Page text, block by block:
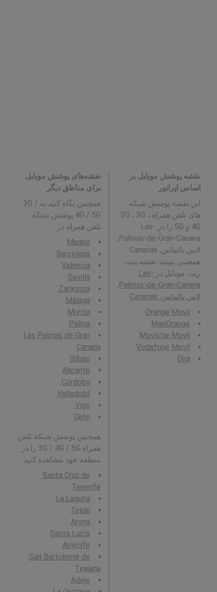
نقشه پوشش موبایل بر
اساس اپراتور
این نقشه پوشش شبکه
های تلفن همراه 2G ، 3G ،
4G و 5G را در Las-
Palmas-de-Gran-Canaria,
لاس پالماس, Canarias .
همچنین ببینید: نقشه بیت
ریت موبایل در Las-
Palmas-de-Gran-Canaria,
لاس پالماس, Canarias
.
Orange Movil
MasOrange
Movistar Movil
Vodafone Movil
Digi
نقشه‌های پوشش موبایل
برای مناطق دیگر
همچنین نگاه کنید به 3G /
4G / 5G پوشش شبکه
تلفن همراه در :
Madrid
Barcelona
Valencia
Sevilla
Zaragoza
Málaga
Murcia
Palma
Las Palmas de Gran
Canaria
Bilbao
Alicante
Córdoba
Valladolid
Vigo
Gijón
همچنین پوشش شبکه تلفن
همراه 3G / 4G / 5G را در
منطقه خود مشاهده کنید:
Santa Cruz de
Tenerife
La Laguna
Telde
Arona
Santa Lucía
Arrecife
San Bartolomé de
Tirajana
Adeje